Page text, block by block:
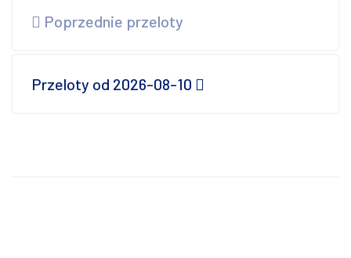
Poprzednie przeloty
Przeloty od 2026-08-10